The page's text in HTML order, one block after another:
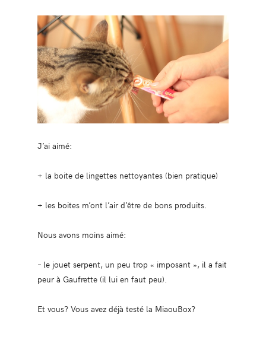
J’ai aimé:
+ la boite de lingettes nettoyantes (bien pratique)
+ les boites m’ont l’air d’être de bons produits.
Nous avons moins aimé:
– le jouet serpent, un peu trop « imposant », il a fait
peur à Gaufrette (il lui en faut peu).
Et vous? Vous avez déjà testé la MiaouBox?